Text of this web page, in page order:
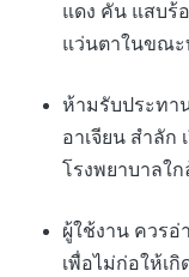
แดง คัน แสบร้
แว่นตาในขณะ
ห้ามรับประทา
อาเจียน สำลัก
โรงพยาบาลใ
ผู้ใช้งาน ควรอ่
เพื่อไม่ก่อให้เ